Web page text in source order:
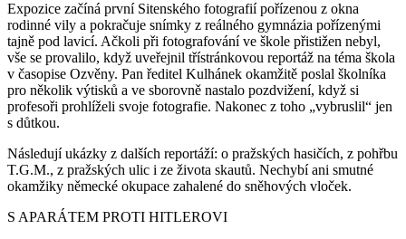
Expozice začíná první Sitenského fotografií pořízenou z okna
rodinné vily a pokračuje snímky z reálného gymnázia pořízenými
tajně pod lavicí. Ačkoli při fotografování ve škole přistižen nebyl,
vše se provalilo, když uveřejnil třístránkovou reportáž na téma škola
v časopise Ozvěny. Pan ředitel Kulhánek okamžitě poslal školníka
pro několik výtisků a ve sborovně nastalo pozdvižení, když si
profesoři prohlíželi svoje fotografie. Nakonec z toho „vybruslil“ jen
s důtkou.
Následují ukázky z dalších reportáží: o pražských hasičích, z pohřbu
T.G.M., z pražských ulic i ze života skautů. Nechybí ani smutné
okamžiky německé okupace zahalené do sněhových vloček.
S APARÁTEM PROTI HITLEROVI